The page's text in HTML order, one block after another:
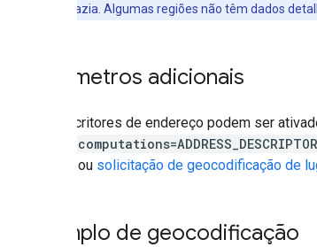
poderá estar vazia. Algumas regiões não têm dados
Parâmetros adicionais
Os descritores de endereço podem ser
ou solicitação de geocodificação de
Exemplo de geocodificação